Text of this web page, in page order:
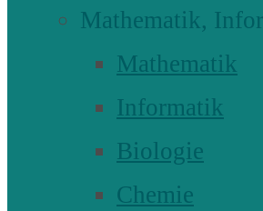
Mathematik,
Mathematik
Informatik
Biologie
Chemie